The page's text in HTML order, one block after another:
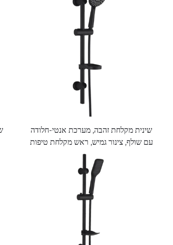
תומכים לקיר ותקרה
שינית מקלחת זהבה, מערכת אנטי-חלודה
עם שולף, צינור גמיש, ראש מקלחת טיפות
גשם למתרחשת